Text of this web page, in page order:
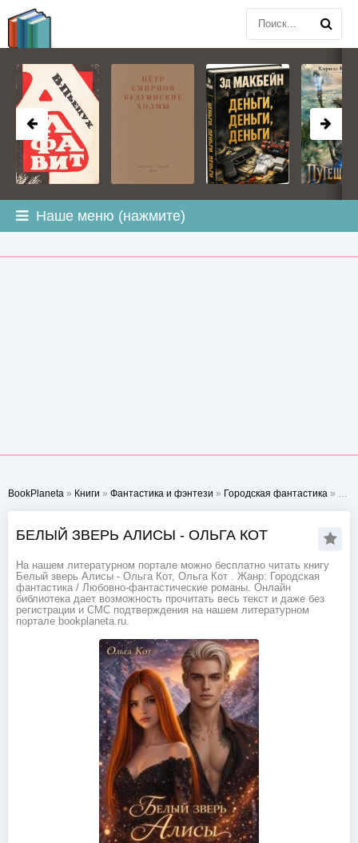
Наше меню (нажмите)
BookPlaneta » Книги » Фантастика и фэнтези » Городская фантастика » Белый зверь Алисы - Ольга Кот
БЕЛЫЙ ЗВЕРЬ АЛИСЫ - ОЛЬГА КОТ
На нашем литературном портале можно бесплатно читать книгу
Белый зверь Алисы - Ольга Кот, Ольга Кот . Жанр: Городская
фантастика / Любовно-фантастические романы. Онлайн
библиотека дает возможность прочитать весь текст и даже без
регистрации и СМС подтверждения на нашем литературном
портале bookplaneta.ru.
BOOKPLANETA.COM